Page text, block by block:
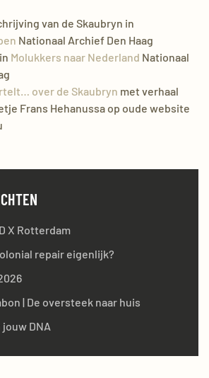
van de Skaubryn in
Nationaal Archief Den Haag
Molukkers naar Nederland Nationaal
over de Skaubryn met verhaal
Frans Hehanussa op oude website
X Rotterdam
repair eigenlijk?
| De oversteek naar huis
DNA